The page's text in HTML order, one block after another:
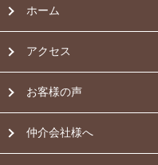
ホーム
アクセス
お客様の声
仲介会社様へ